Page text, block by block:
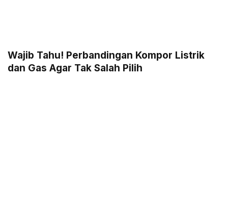
Wajib Tahu! Perbandingan Kompor Listrik
dan Gas Agar Tak Salah Pilih